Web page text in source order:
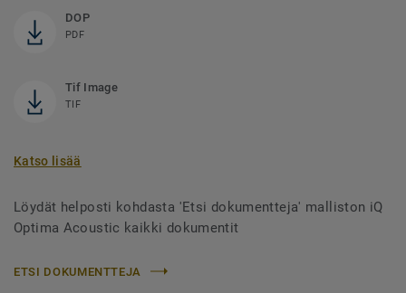
DOP
PDF
Tif Image
TIF
Katso lisää
Löydät helposti kohdasta 'Etsi dokumentteja' malliston iQ
Optima Acoustic kaikki dokumentit
ETSI DOKUMENTTEJA